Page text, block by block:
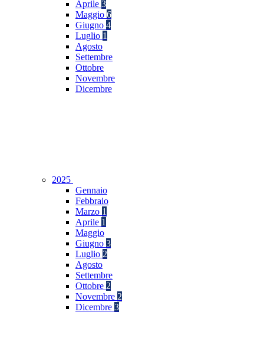
Aprile 3
Maggio 6
Giugno 4
Luglio 1
Agosto
Settembre
Ottobre
Novembre
Dicembre
2025
Gennaio
Febbraio
Marzo 1
Aprile 1
Maggio
Giugno 3
Luglio 2
Agosto
Settembre
Ottobre 2
Novembre 2
Dicembre 3